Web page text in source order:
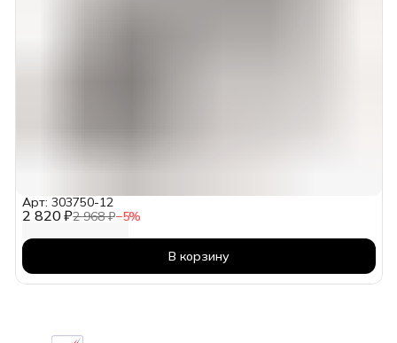
2 820 ₽2 968 ₽−5%
Арт: 303750-12
В корзину